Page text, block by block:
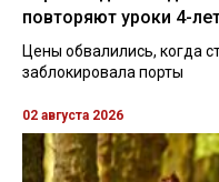
повторяют уроки 4-
Цены обвалились, когда
заблокировала порты
02 августа 2026